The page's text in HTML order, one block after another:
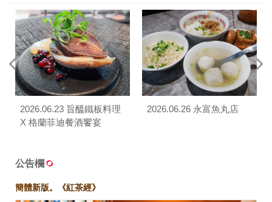
2026.06.23 旨醞鐵板料理
X 格蘭菲迪餐酒饗宴
2026.06.26 永富魚丸店
公告欄
簡體新版。《紅茶經》